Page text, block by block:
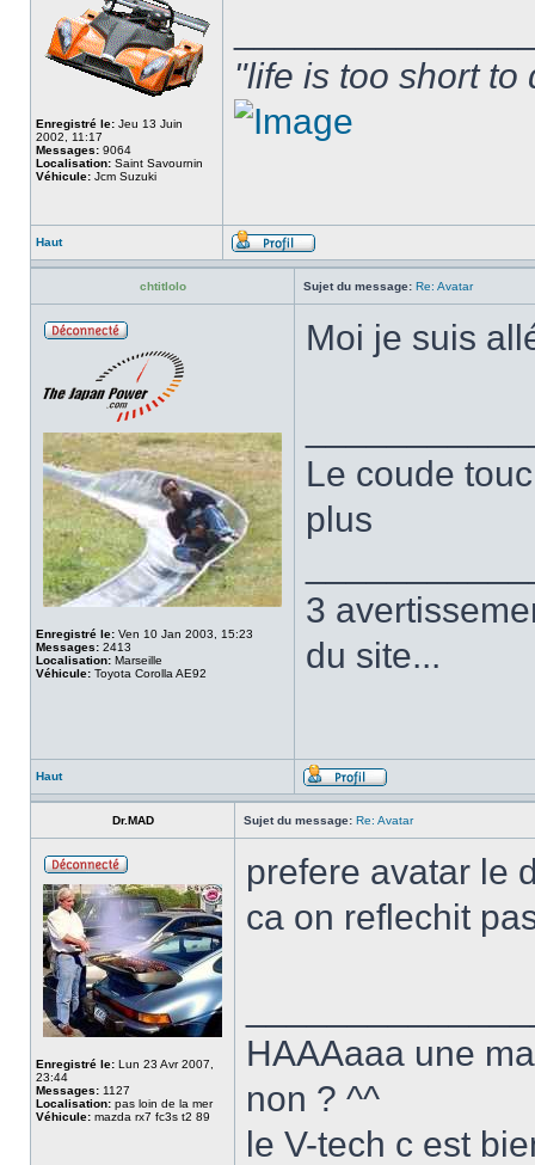
Enregistré le: Jeu 13 Juin
2002, 11:17
Messages: 9064
Localisation: Saint Savournin
Véhicule: Jcm Suzuki
"life is too short to
Haut
chtitlolo Sujet du message: Re: Avatar
Enregistré le: Ven 10 Jan 2003, 15:23
Messages: 2413
Localisation: Marseille
Véhicule: Toyota Corolla AE92
Moi je suis
Le coude
plus
3
du site...
Haut
Dr.MAD Sujet du message: Re: Avatar
Enregistré le: Lun 23 Avr 2007,
23:44
Messages: 1127
Localisation: pas loin de la mer
Véhicule: mazda rx7 fc3s t2 89
prefere avatar le
ca on reflechit
HAAAaaa une
non ? ^^
le V-tech c est